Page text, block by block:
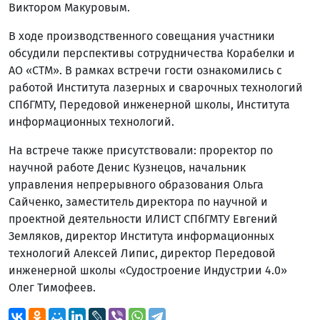
Виктором Макуровым.
В ходе производственного совещания участники
обсудили перспективы сотрудничества Корабелки и
АО «СТМ». В рамках встречи гости ознакомились с
работой Института лазерных и сварочных технологий
СПбГМТУ, Передовой инженерной школы, Института
информационных технологий.
На встрече также присутствовали: проректор по
научной работе Денис Кузнецов, начальник
управления непрерывного образования Ольга
Сайченко, заместитель директора по научной и
проектной деятельности ИЛИСТ СПбГМТУ Евгений
Земляков, директор Института информационных
технологий Алексей Липис, директор Передовой
инженерной школы «Судостроение Индустрии 4.0»
Олег Тимофеев.